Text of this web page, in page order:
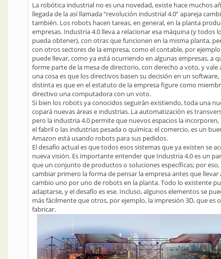
La robótica industrial no es una novedad, existe hace muchos
llegada de la así llamada “revolución industrial 4.0” apareja
también. Los robots hacen tareas, en general, en la planta
empresas. Industria 4.0 lleva a relacionar esa máquina (y todos
pueda obtener), con otras que funcionen en la misma planta,
con otros sectores de la empresa, como el contable, por
puede llevar, como ya está ocurriendo en algunas empresas, a
forme parte de la mesa de directorio, con derecho a voto, y vale
una cosa es que los directivos basen su decisión en un
distinta es que en el estatuto de la empresa figure como
directivo una computadora con un voto.
Si bien los robots ya conocidos seguirán existiendo, toda una
copará nuevas áreas e industrias. La automatización es
pero la industria 4.0 permite que nuevos espacios la
el fabril o las industrias pesada o química; el comercio, es un
Amazon está usando robots para sus pedidos.
El desafío actual es que todos esos sistemas que ya existen se
nueva visión. Es importante entender que Industria 4.0 es un
que un conjunto de productos o soluciones específicas; por
cambiar primero la forma de pensar la empresa antes que llevar
cambio uno por uno de robots en la planta. Todo lo existente
adaptarse, y el desafío es ese. Incluso, algunos elementos se
más fácilmente que otros, por ejemplo, la impresión 3D, que es
fabricar.